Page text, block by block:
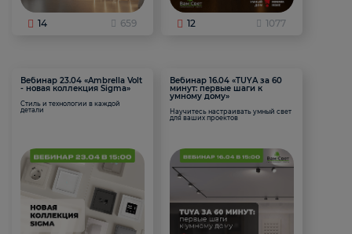
14 659 12 1077
Вебинар 23.04 «Ambrella Volt
- новая коллекция Sigma»
Стиль и технологии в каждой
детали
Вебинар 16.04 «TUYA за 60
минут: первые шаги к
умному дому»
Научитесь настраивать умный свет
для ваших проектов